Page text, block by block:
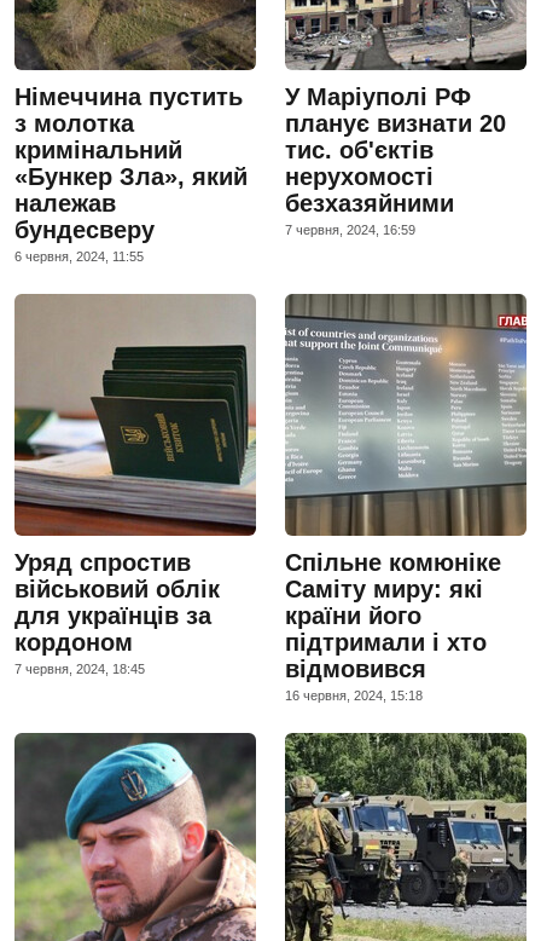
Німеччина пустить
з молотка
кримінальний
«Бункер Зла», який
належав
бундесверу
6 червня, 2024, 11:55
У Маріуполі РФ
планує визнати 20
тис. об'єктів
нерухомості
безхазяйними
7 червня, 2024, 16:59
Уряд спростив
військовий облік
для українців за
кордоном
7 червня, 2024, 18:45
Спільне комюніке
Саміту миру: які
країни його
підтримали і хто
відмовився
16 червня, 2024, 15:18